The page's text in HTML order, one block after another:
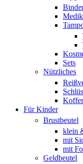
Sets
Nützliches
Für Kinder
Brustbeutel
klein
mit
mit
Geldbeutel